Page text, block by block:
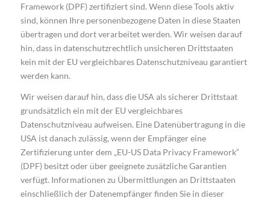
Framework (DPF) zertifiziert sind. Wenn diese Tools aktiv
sind, können Ihre personenbezogene Daten in diese Staaten
übertragen und dort verarbeitet werden. Wir weisen darauf
hin, dass in datenschutzrechtlich unsicheren Drittstaaten
kein mit der EU vergleichbares Datenschutzniveau garantiert
werden kann.
Wir weisen darauf hin, dass die USA als sicherer Drittstaat
grundsätzlich ein mit der EU vergleichbares
Datenschutzniveau aufweisen. Eine Datenübertragung in die
USA ist danach zulässig, wenn der Empfänger eine
Zertifizierung unter dem „EU-US Data Privacy Framework“
(DPF) besitzt oder über geeignete zusätzliche Garantien
verfügt. Informationen zu Übermittlungen an Drittstaaten
einschließlich der Datenempfänger finden Sie in dieser